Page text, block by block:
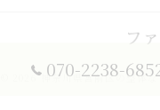
070-2238-
© 2026 神奈川県宮前区の整体